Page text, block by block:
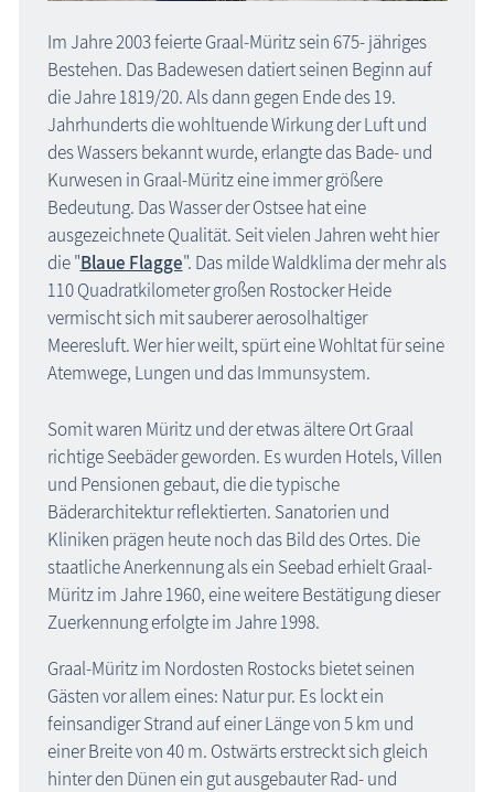
Im Jahre 2003 feierte Graal-Müritz sein 675- jähriges
Bestehen. Das Badewesen datiert seinen Beginn auf
die Jahre 1819/20. Als dann gegen Ende des 19.
Jahrhunderts die wohltuende Wirkung der Luft und
des Wassers bekannt wurde, erlangte das Bade- und
Kurwesen in Graal-Müritz eine immer größere
Bedeutung. Das Wasser der Ostsee hat eine
ausgezeichnete Qualität. Seit vielen Jahren weht hier
die "Blaue Flagge". Das milde Waldklima der mehr als
110 Quadratkilometer großen Rostocker Heide
vermischt sich mit sauberer aerosolhaltiger
Meeresluft. Wer hier weilt, spürt eine Wohltat für seine
Atemwege, Lungen und das Immunsystem.
Somit waren Müritz und der etwas ältere Ort Graal
richtige Seebäder geworden. Es wurden Hotels, Villen
und Pensionen gebaut, die die typische
Bäderarchitektur reflektierten. Sanatorien und
Kliniken prägen heute noch das Bild des Ortes. Die
staatliche Anerkennung als ein Seebad erhielt Graal-
Müritz im Jahre 1960, eine weitere Bestätigung dieser
Zuerkennung erfolgte im Jahre 1998.
Graal-Müritz im Nordosten Rostocks bietet seinen
Gästen vor allem eines: Natur pur. Es lockt ein
feinsandiger Strand auf einer Länge von 5 km und
einer Breite von 40 m. Ostwärts erstreckt sich gleich
hinter den Dünen ein gut ausgebauter Rad- und